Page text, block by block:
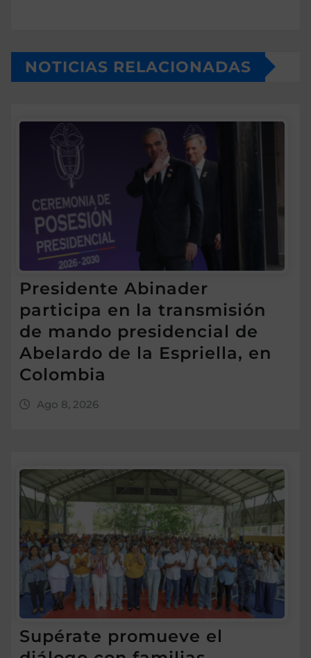
NOTICIAS RELACIONADAS
Presidente Abinader
participa en la transmisión
de mando presidencial de
Abelardo de la Espriella, en
Colombia
Ago 8, 2026
Supérate promueve el